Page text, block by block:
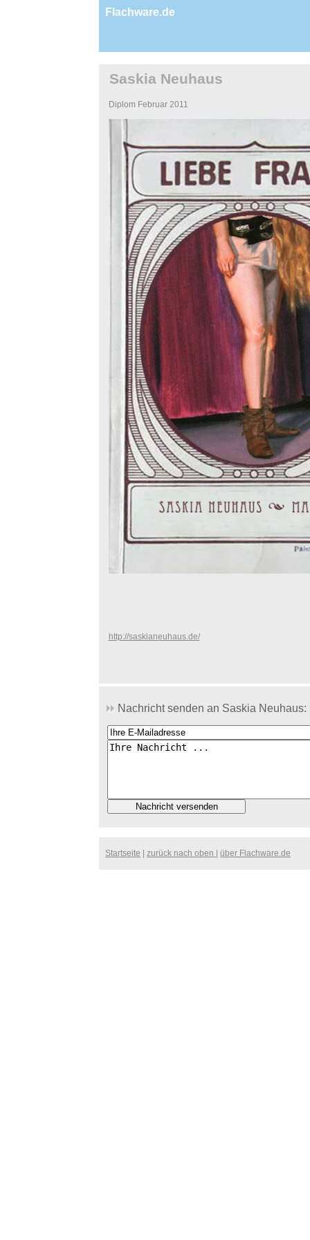
Flachware.de
Saskia Neuhaus
Diplom Februar 2011
http://saskianeuhaus.de/
Nachricht senden an Saskia Neuhaus:
Startseite zurück nach oben über Flachware.de